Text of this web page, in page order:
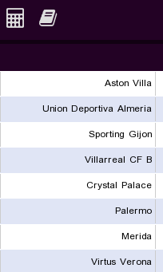
Aston Villa
Union Deportiva Almeria
Sporting Gijon
Villarreal CF B
Crystal Palace
Palermo
Merida
Virtus Verona